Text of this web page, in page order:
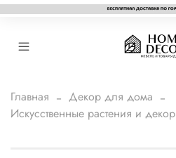
Главная
Декор для дома
Искусственные растения и декор